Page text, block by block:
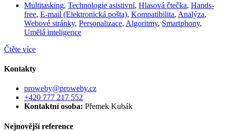
Multitasking, Technologie asistivní, Hlasová čtečka, Hands-
free, E-mail (Elektronická pošta), Kompatibilita, Analýza,
Webové stránky, Personalizace, Algoritmy, Smartphony,
Umělá inteligence
Čtěte více
Kontakty
proweby@proweby.cz
+420 777 217 552
Kontaktní osoba: Přemek Kubák
Nejnovější reference